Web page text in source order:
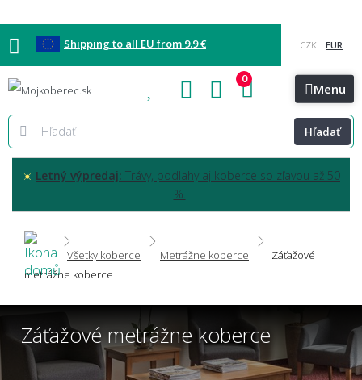
Shipping to all EU from 9.9 €
Blog Kontakt Menu
Hľadať
0
☀️ Letný výpredaj: Trávy, podlahy aj koberce so zľavou až 50
%.
Všetky koberce Metrážne koberce
Záťažové
metrážne koberce
Záťažové metrážne koberce